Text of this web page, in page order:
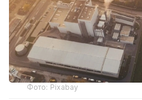
Фото: Pixabay